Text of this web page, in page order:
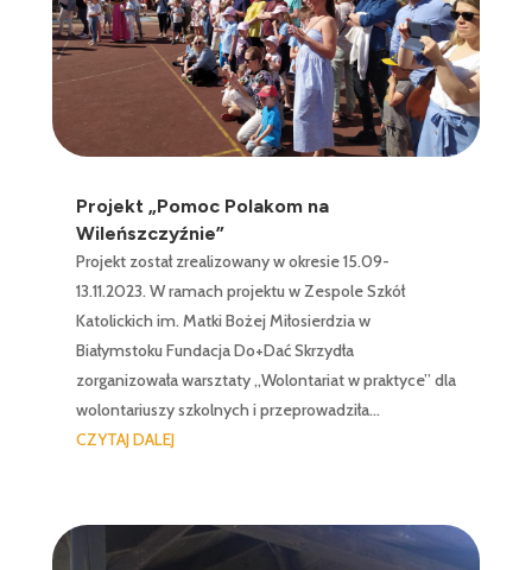
Projekt „Pomoc Polakom na
Wileńszczyźnie”
Projekt został zrealizowany w okresie 15.09-
13.11.2023. W ramach projektu w Zespole Szkół
Katolickich im. Matki Bożej Miłosierdzia w
Białymstoku Fundacja Do+Dać Skrzydła
zorganizowała warsztaty „Wolontariat w praktyce” dla
wolontariuszy szkolnych i przeprowadziła...
CZYTAJ DALEJ